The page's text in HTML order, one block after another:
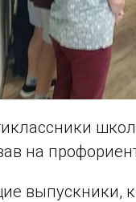
на
выпускники,